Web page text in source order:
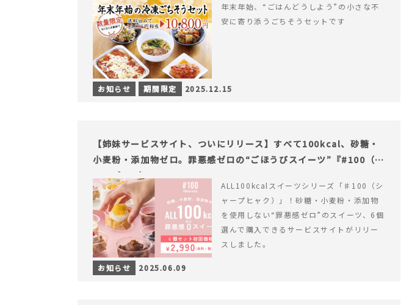
年末年始、“ごはんどうしよう”の小さな不
安に寄り添うごちそうセットです
お知らせ 期間限定 2025.12.15
【姉妹サービスサイト、ついにリリース】すべて100kcal、砂糖・
小麦粉・添加物ゼロ。罪悪感ゼロの“ごほうびスイーツ”『#100（シ
ャープ100）』
ALL100kcalスイーツシリーズ「♯100（シ
ャープヒャク）」！砂糖・小麦粉・添加物
を使用しない“罪悪感ゼロ”のスイーツ、6個
選んで購入できるサービスサイトがリリー
スしました。
お知らせ 2025.06.09